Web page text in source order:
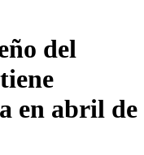
del
en abril de